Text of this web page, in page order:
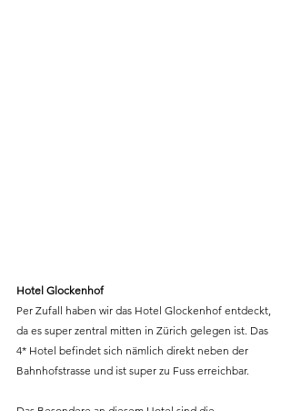
Hotel Glockenhof
Per Zufall haben wir das Hotel Glockenhof entdeckt,
da es super zentral mitten in Zürich gelegen ist. Das
4* Hotel befindet sich nämlich direkt neben der
Bahnhofstrasse und ist super zu Fuss erreichbar.